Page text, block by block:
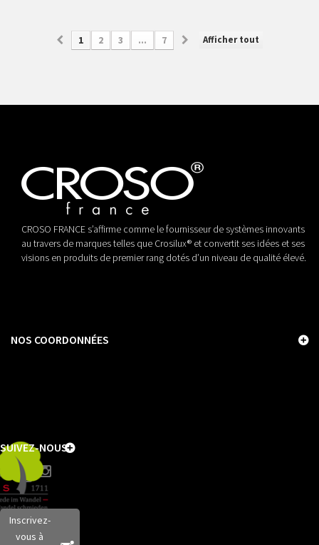
Afficher tout
1 2 3 ... 7
CROSO FRANCE s’affirme comme le fournisseur de systèmes innovants
au travers de marques telles que Crosilux® et convertit ses idées et ses
visions en produits de premier rang dotés d’un niveau de qualité élevé.
NOS COORDONNÉES
SUIVEZ-NOUS
Inscrivez-
vous à